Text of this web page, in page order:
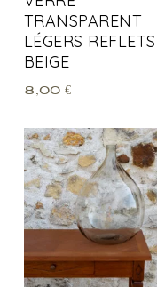
TRANSPARENT
LÉGERS REFLETS
BEIGE
8,00 €